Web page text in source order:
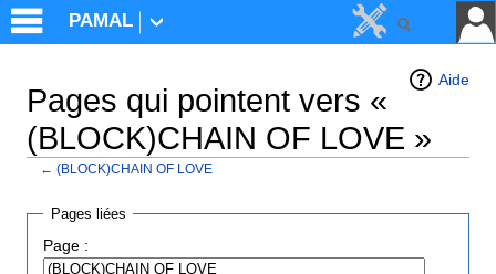
Aide
Pages qui pointent vers «
(BLOCK)CHAIN OF LOVE »
← (BLOCK)CHAIN OF LOVE
Pages liées
Page :
PAMAL